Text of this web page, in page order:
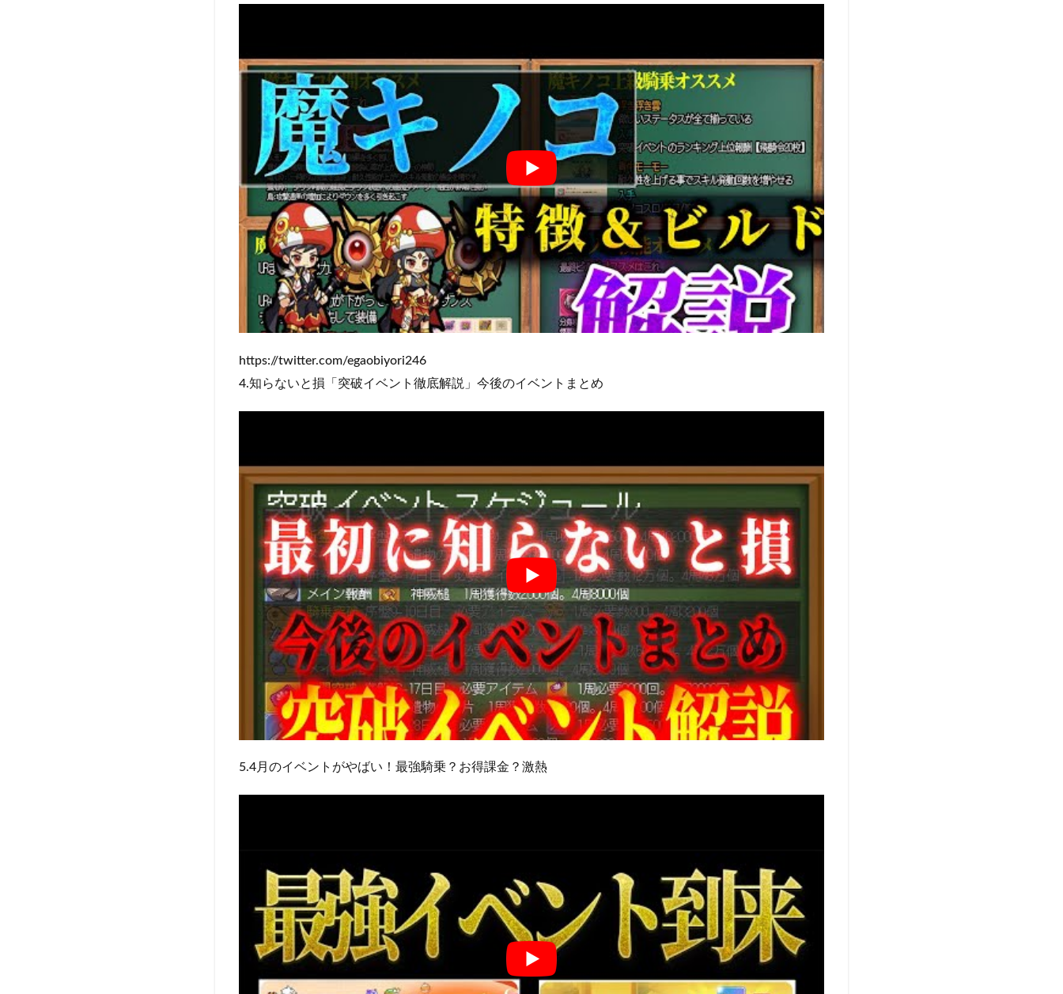
https://twitter.com/egaobiyori246​​​​​
4.知らないと損「突破イベント徹底解説」今後のイベントまとめ
5.4月のイベントがやばい！最強騎乗？お得課金？激熱